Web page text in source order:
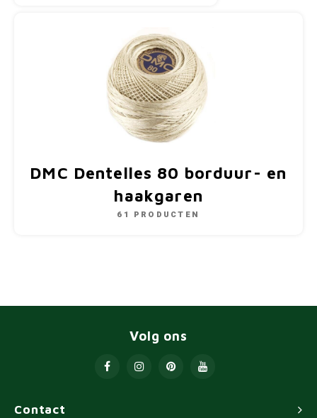
DMC Dentelles 80 borduur- en
haakgaren
61 PRODUCTEN
Contact
Volg ons